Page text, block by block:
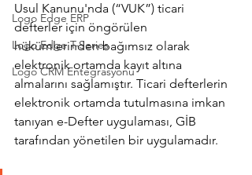
Logo Edge ERP
Logo Edge T-Series
Logo CRM Entegrasyonu
Usul Kanunu'nda (“VUK”) ticari
defterler için öngörülen
hükümlerinden bağımsız olarak
elektronik ortamda kayıt altına
almalarını sağlamıştır. Ticari defterlerin
elektronik ortamda tutulmasına imkan
tanıyan e-Defter uygulaması, GİB
tarafından yönetilen bir uygulamadır.